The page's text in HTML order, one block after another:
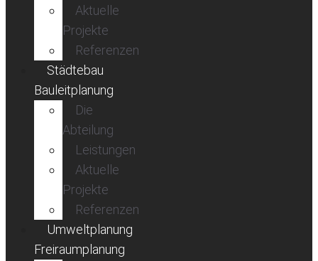
Aktuelle
Projekte
Referenzen
Städtebau
Bauleitplanung
Die
Abteilung
Leistungen
Aktuelle
Projekte
Referenzen
Umweltplanung
Freiraumplanung